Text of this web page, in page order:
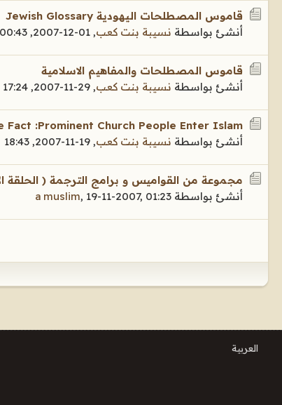
قاموس المصطلحات اليهودية Jewish Glossary
أنشئ بواسطة نسيبة بنت كعب,
01-12-2007, 00:43
قاموس المصطلحات والمفاهيم الاسلامية
أنشئ بواسطة نسيبة بنت كعب,
29-11-2007, 17:24
Fact :Prominent Church People Enter Islam
أنشئ بواسطة نسيبة بنت كعب,
19-11-2007, 18:43
مجموعة من القواميس و برامج الترجمة ( الحلقة
أنشئ بواسطة
a muslim, 19-11-2007, 01:23
العربية